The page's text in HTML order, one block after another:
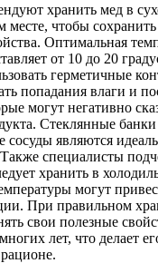
хранить мед в
месте, чтобы сохранить
Оптимальная
от 10 до 20
герметичные
попадания влаги и
могут негативно
Стеклянные
сосуды являются
специалисты
хранить в
могут
При правильном
свои полезные
лет, что делает